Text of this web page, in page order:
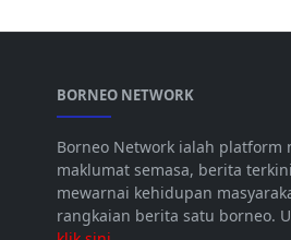
BORNEO NETWORK
Borneo Network ialah platform
maklumat semasa, berita
mewarnai kehidupan
rangkaian berita satu borneo.